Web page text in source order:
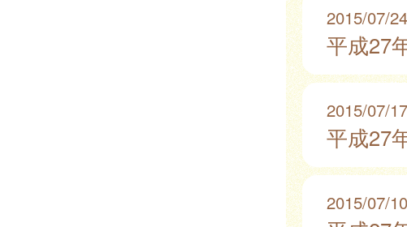
2015/07/24
平成27
2015/07/17
平成27
2015/07/10